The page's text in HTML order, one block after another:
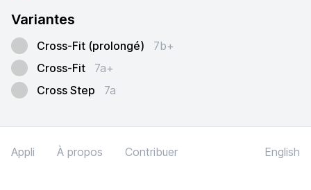
Variantes
Cross-Fit (prolongé)
7b+
Cross-Fit
7a+
Cross Step
7a
Appli À propos Contribuer English